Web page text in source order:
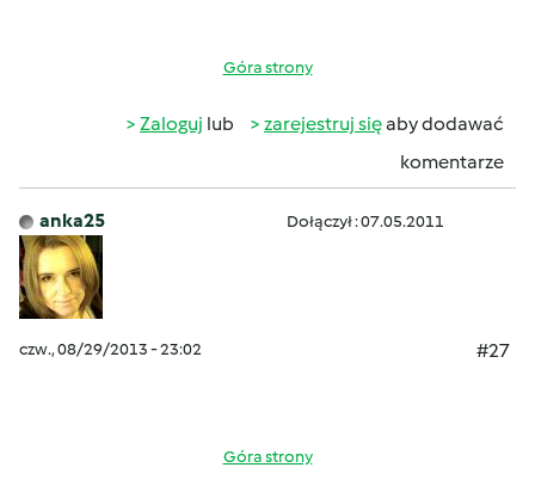
Góra strony
Zaloguj lub zarejestruj sięaby dodawać
komentarze
anka25 Dołączył : 07.05.2011
czw., 08/29/2013 - 23:02 #27
Góra strony